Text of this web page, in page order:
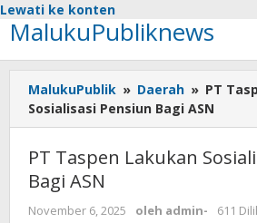
Lewati ke konten
MalukuPubliknews
MalukuPublik » Daerah » PT
Sosialisasi Pensiun Bagi ASN
PT Taspen Lakukan
Bagi ASN
November 6, 2025 oleh admin-
611